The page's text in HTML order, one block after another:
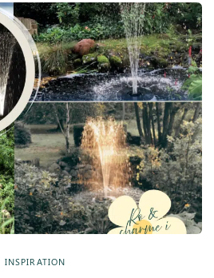
INSPIRATION